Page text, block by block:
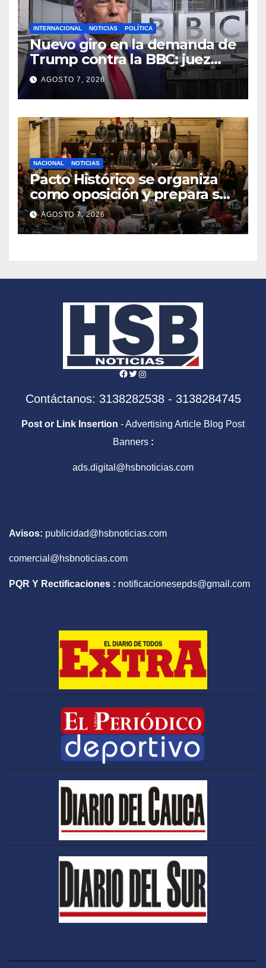
INTERNACIONAL NOTICIAS POLÍTICA
Nuevo giro en la demanda de
Trump contra la BBC: juez
congela entrega de registros
financieros
AGOSTO 7, 2026
NACIONAL NOTICIAS
Pacto Histórico se organiza
como oposición y prepara su
agenda frente al Gobierno
de Abelardo de la Espriella
AGOSTO 7, 2026
Facebook
Twitter
Instagram
Contáctanos: 3138282538 - 3138284745
Post or Link Insertion - Advertising Article Blog Post
Banners :
ads.digital@hsbnoticias.com
Avisos: publicidad@hsbnoticias.com
comercial@hsbnoticias.com
PQR Y Rectificaciones : notificacionesepds@gmail.com